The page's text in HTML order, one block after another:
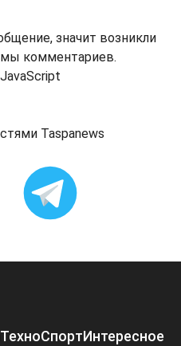
значит возникли
комментариев.
Taspanews
ТехноСпортИнтересное